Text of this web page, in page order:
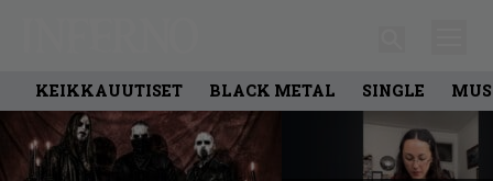
KEIKKAUUTISET BLACK METAL SINGLE